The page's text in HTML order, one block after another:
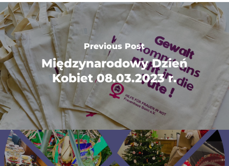
Previous Post
Międzynarodowy Dzień
Kobiet 08.03.2023 r.